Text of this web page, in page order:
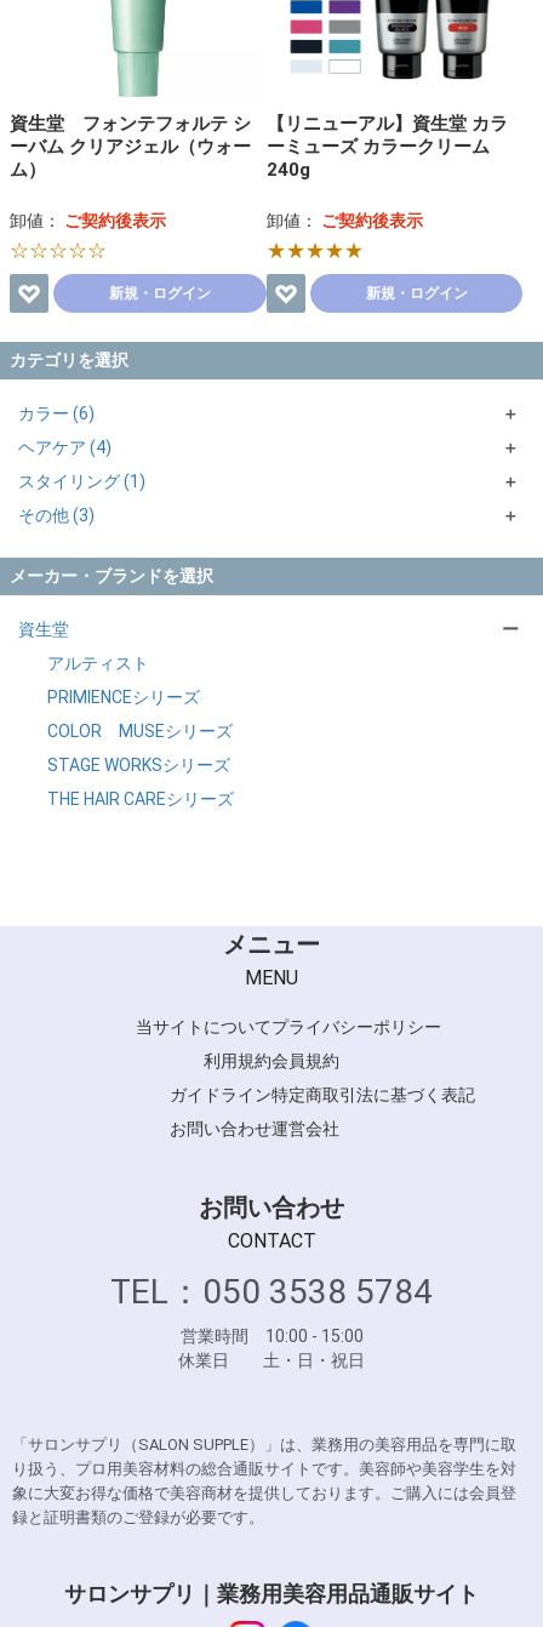
カテゴリを選択
カラー (6)
アルカリカラー (4)
資生堂 (4)
＋
ブリーチ剤 (2)
資生堂 (2)
＋
＋
ヘアケア (4)
トリートメント・マスク (1)
アウトバス (1)
＋
スタイリング (1)
スプレー (1)
＋
その他 (3)
化粧品 (1)
＋
メーカー・ブランドを選択
資生堂
アルティスト
PRIMIENCEシリーズ
COLOR MUSEシリーズ
STAGE WORKSシリーズ
THE HAIR CAREシリーズ
ー
資生堂 フォンテフォルテ シ
ーバム クリアジェル（ウォー
ム）
卸値： ご契約後表示
☆☆☆☆☆
新規・ログイン
【リニューアル】資生堂 カラ
ーミューズ カラークリーム
240g
卸値： ご契約後表示
★★★★★
新規・ログイン
メニュー
MENU
当サイトについてプライバシーポリシー
利用規約会員規約
ガイドライン特定商取引法に基づく表記
お問い合わせ運営会社
お問い合わせ
CONTACT
TEL：050 3538 5784
営業時間 10:00 - 15:00
休業日 土・日・祝日
「サロンサプリ（SALON SUPPLE）」は、業務用の美容用品を専門に取
り扱う、プロ用美容材料の総合通販サイトです。美容師や美容学生を対
象に大変お得な価格で美容商材を提供しております。ご購入には会員登
録と証明書類のご登録が必要です。
サロンサプリ｜業務用美容用品通販サイト